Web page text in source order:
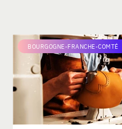
BOURGOGNE-FRANCHE-COMTÉ